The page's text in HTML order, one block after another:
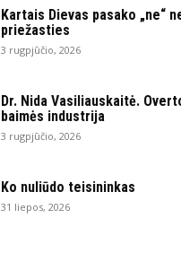
Kartais Dievas pasako „ne“
priežasties
3 rugpjūčio, 2026
Dr. Nida Vasiliauskaitė.
baimės industrija
3 rugpjūčio, 2026
Ko nuliūdo teisininkas
31 liepos, 2026